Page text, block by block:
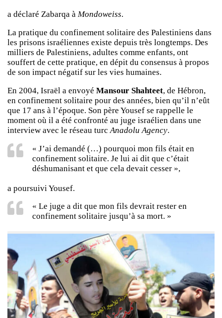
a déclaré Zabarqa à Mondoweiss.
La pratique du confinement solitaire des Palestiniens dans
les prisons israéliennes existe depuis très longtemps. Des
milliers de Palestiniens, adultes comme enfants, ont
souffert de cette pratique, en dépit du consensus à propos
de son impact négatif sur les vies humaines.
En 2004, Israël a envoyé Mansour Shahteet, de Hébron,
en confinement solitaire pour des années, bien qu’il n’eût
que 17 ans à l’époque. Son père Yousef se rappelle le
moment où il a été confronté au juge israélien dans une
interview avec le réseau turcAnadolu Agency.
« J’ai demandé (…) pourquoi mon fils était en
confinement solitaire. Je lui ai dit que c’était
déshumanisant et que cela devait cesser »,
a poursuivi Yousef.
« Le juge a dit que mon fils devrait rester en
confinement solitaire jusqu’à sa mort. »